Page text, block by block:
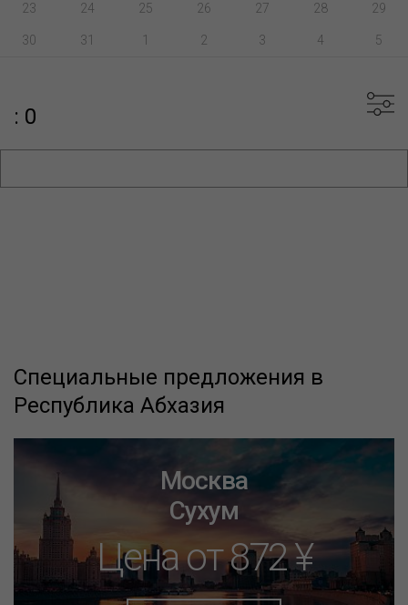
23 24 25 26 27 28 29
30 31 1 2 3 4 5
: 0
Специальные предложения в
Республика Абхазия
Москва
Сухум
Цена от 872 ¥